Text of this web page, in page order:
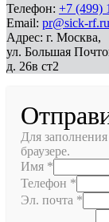
Телефон: +7 (499)
Email: pr@sick-rf.ru
Адрес: г. Москва,
ул. Большая
д. 26в ст2
Для
браузере.
Имя *
Телефон *
Эл. почта *